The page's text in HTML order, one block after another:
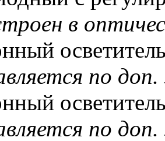
в
по доп.
по доп.